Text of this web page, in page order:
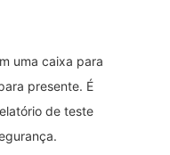
uma caixa para
presente. É
de teste